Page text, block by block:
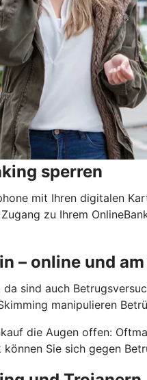
sperren
mit Ihren digitalen
zu Ihrem
– online und
sind auch
manipulieren
die Augen offen:
Sie sich gegen